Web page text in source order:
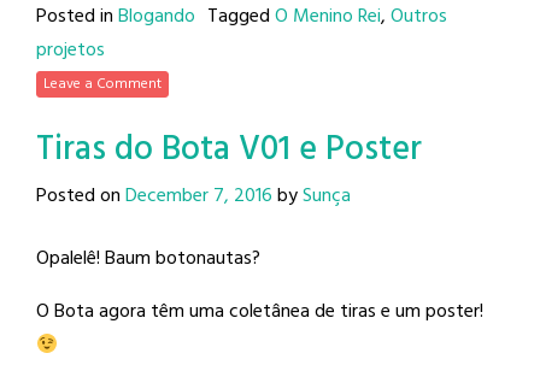
Posted inBlogando TaggedO Menino Rei,Outros
projetos
Leave a Comment
Tiras do Bota V01 e Poster
Posted onDecember 7, 2016bySunça
Opalelê! Baum botonautas?
O Bota agora têm uma coletânea de tiras e um poster!